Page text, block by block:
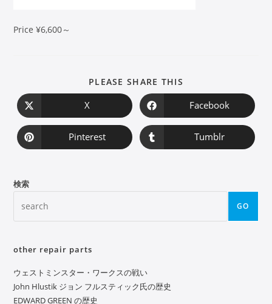
Price ¥6,600～
PLEASE SHARE THIS
X Facebook
Pinterest Tumblr
検索
GO
other repair parts
ウェストミンスター・ワークスの戦い
John Hlustik ジョン フルスティック氏の歴史
EDWARD GREEN の歴史